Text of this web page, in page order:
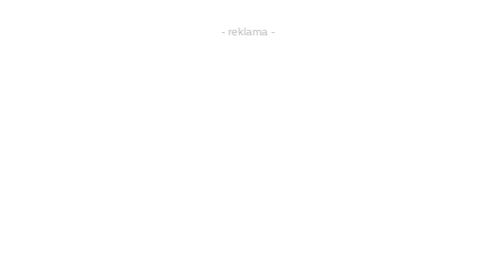
- reklama -